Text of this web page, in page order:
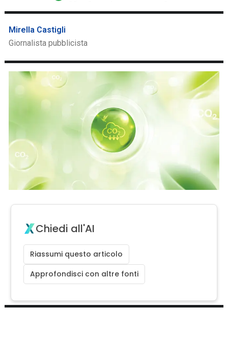
Mirella Castigli
Giornalista pubblicista
Chiedi all'AI
Riassumi questo articolo
Approfondisci con altre fonti